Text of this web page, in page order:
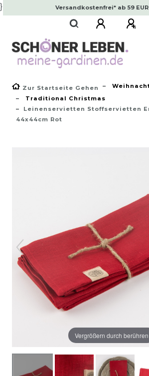
} Versandkostenfrei* ab 59
Zur Startseite Gehen
Traditional Christmas
Leinenservietten Stoffservietten
44x44cm Rot
Vergrößern durch berühren